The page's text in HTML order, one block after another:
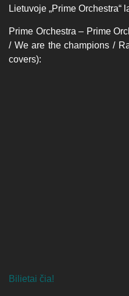
Lietuvoje „Prime Orchestra“
Prime Orchestra – Prime
/ We are the champions /
covers):
Bilietai čia!